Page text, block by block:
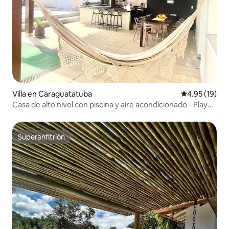
Villa en Caraguatatuba Calificación
4.95 (19)
Casa de alto nivel con piscina y aire acondicionado - Playa
Superanfitrión
Superanfitrión